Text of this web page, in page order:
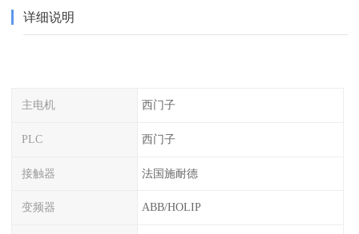
详细说明
主电机 西门子
PLC 西门子
接触器 法国施耐德
变频器 ABB/HOLIP